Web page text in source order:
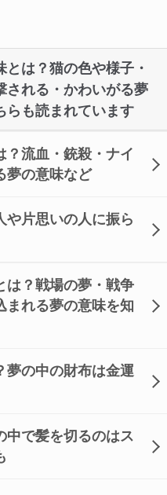
とは？猫の色や様子・
される・かわいがる夢
らも読まれています
？流血・銃殺・ナイ
夢の意味など
や片思いの人に振ら
は？戦場の夢・戦争
まれる夢の意味を知
夢の中の財布は金運
中で髪を切るのはス